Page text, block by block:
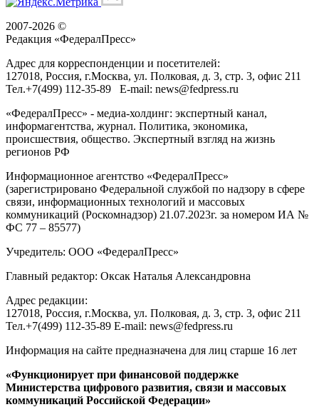
2007-2026 ©
Редакция «ФедералПресс»
Адрес для корреспонденции и посетителей:
127018, Россия, г.Москва, ул. Полковая, д. 3, стр. 3, офис 211
Тел.+7(499) 112-35-89 E-mail: news@fedpress.ru
«ФедералПресс» - медиа-холдинг: экспертный канал,
информагентства, журнал. Политика, экономика,
происшествия, общество. Экспертный взгляд на жизнь
регионов РФ
Информационное агентство «ФедералПресс»
(зарегистрировано Федеральной службой по надзору в сфере
связи, информационных технологий и массовых
коммуникаций (Роскомнадзор) 21.07.2023г. за номером ИА №
ФС 77 – 85577)
Учредитель: ООО «ФедералПресс»
Главный редактор: Оксак Наталья Александровна
Адрес редакции:
127018, Россия, г.Москва, ул. Полковая, д. 3, стр. 3, офис 211
Тел.+7(499) 112-35-89 E-mail: news@fedpress.ru
Информация на сайте предназначена для лиц старше 16 лет
«Функционирует при финансовой поддержке
Министерства цифрового развития, связи и массовых
коммуникаций Российской Федерации»